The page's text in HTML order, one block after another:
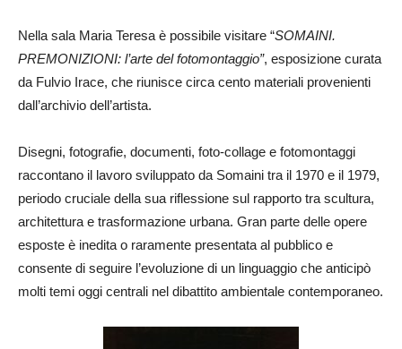
Nella sala Maria Teresa è possibile visitare “SOMAINI.
PREMONIZIONI: l’arte del fotomontaggio”, esposizione curata
da Fulvio Irace, che riunisce circa cento materiali provenienti
dall’archivio dell’artista.
Disegni, fotografie, documenti, foto-collage e fotomontaggi
raccontano il lavoro sviluppato da Somaini tra il 1970 e il 1979,
periodo cruciale della sua riflessione sul rapporto tra scultura,
architettura e trasformazione urbana. Gran parte delle opere
esposte è inedita o raramente presentata al pubblico e
consente di seguire l’evoluzione di un linguaggio che anticipò
molti temi oggi centrali nel dibattito ambientale contemporaneo.